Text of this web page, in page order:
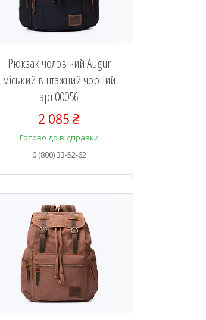
Рюкзак чоловічий Augur
міський вінтажний чорний
арт.00056
2 085 ₴
Готово до відправки
0 (800) 33-52-62